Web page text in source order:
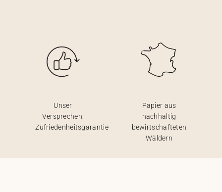
Unser
Versprechen:
Zufriedenheitsgarantie
Papier aus
nachhaltig
bewirtschafteten
Wäldern